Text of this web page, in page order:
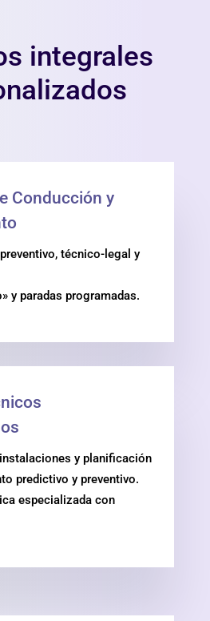
integrales
Conducción y
técnico-legal y
y paradas programadas.
y planificación
predictivo y preventivo.
especializada con